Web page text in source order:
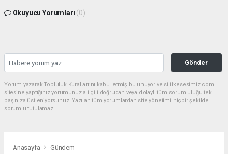
Okuyucu Yorumları (0)
Gönder
Yorum yazarak Topluluk Kuralları’nı kabul etmiş bulunuyor ve silifkesesimiz.com
sitesine yaptığınız yorumunuzla ilgili doğrudan veya dolaylı tüm sorumluluğu tek
başınıza üstleniyorsunuz. Yazılan tüm yorumlardan site yönetimi hiçbir şekilde
sorumlu tutulamaz.
Anasayfa Gündem